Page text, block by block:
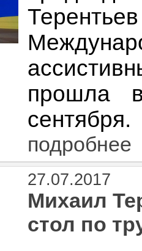
прошла
сентября.
подробнее
27.07.2017
Михаил
стол по